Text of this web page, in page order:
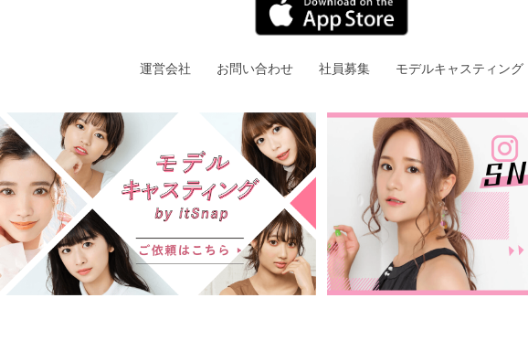
運営会社 お問い合わせ 社員募集 モデルキャスティング